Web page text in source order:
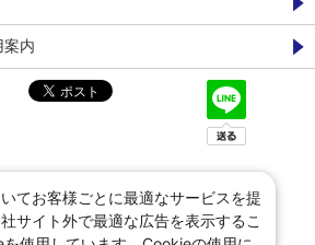
案内
てお客様ごとに最適なサービスを提
サイト外で最適な広告を表示するこ